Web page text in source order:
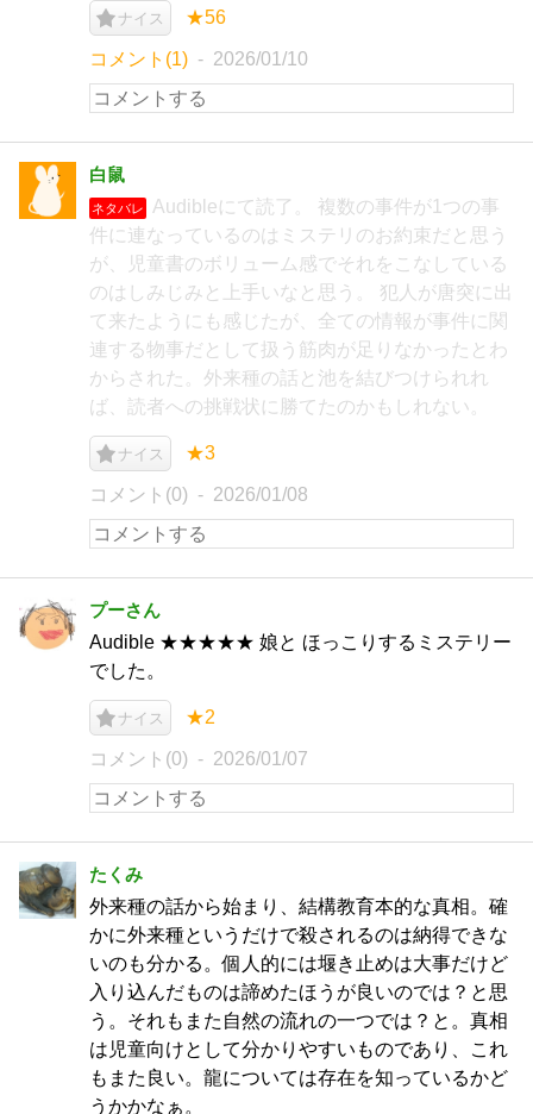
ナイス ★56
コメント(1) 2026/01/10
白鼠
ネタバレ
Audibleにて読了。 複数の事件が1つの事
件に連なっているのはミステリのお約束だと思う
が、児童書のボリューム感でそれをこなしている
のはしみじみと上手いなと思う。 犯人が唐突に出
て来たようにも感じたが、全ての情報が事件に関
連する物事だとして扱う筋肉が足りなかったとわ
からされた。外来種の話と池を結びつけられれ
ば、読者への挑戦状に勝てたのかもしれない。
ナイス ★3
コメント(0) 2026/01/08
プーさん
Audible ★★★★★ 娘と ほっこりするミステリー
でした。
ナイス ★2
コメント(0) 2026/01/07
たくみ
外来種の話から始まり、結構教育本的な真相。確
かに外来種というだけで殺されるのは納得できな
いのも分かる。個人的には堰き止めは大事だけど
入り込んだものは諦めたほうが良いのでは？と思
う。それもまた自然の流れの一つでは？と。真相
は児童向けとして分かりやすいものであり、これ
もまた良い。龍については存在を知っているかど
うかかなぁ。